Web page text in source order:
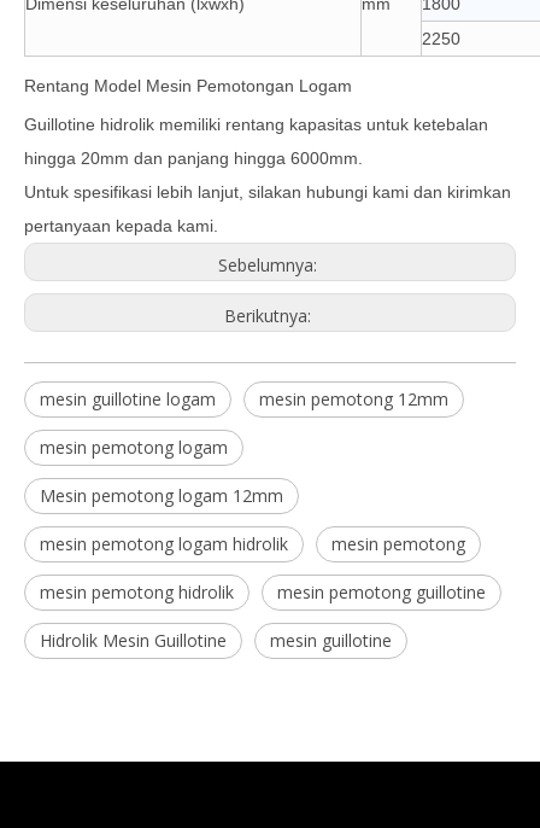
2250
Rentang Model Mesin Pemotongan Logam
Guillotine hidrolik memiliki rentang kapasitas untuk ketebalan
hingga 20mm dan panjang hingga 6000mm.
Untuk spesifikasi lebih lanjut, silakan hubungi kami dan kirimkan
pertanyaan kepada kami.
Sebelumnya:
Berikutnya:
mesin guillotine logam mesin pemotong 12mm
mesin pemotong logam
Mesin pemotong logam 12mm
mesin pemotong logam hidrolik mesin pemotong
mesin pemotong hidrolik mesin pemotong guillotine
Hidrolik Mesin Guillotine mesin guillotine